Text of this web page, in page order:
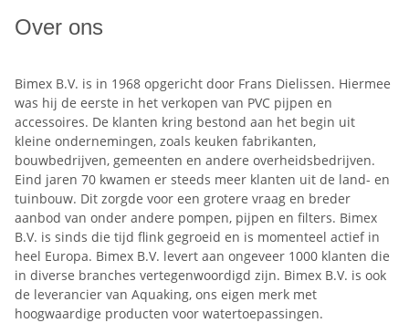
Over ons
Bimex B.V. is in 1968 opgericht door Frans Dielissen. Hiermee
was hij de eerste in het verkopen van PVC pijpen en
accessoires. De klanten kring bestond aan het begin uit
kleine ondernemingen, zoals keuken fabrikanten,
bouwbedrijven, gemeenten en andere overheidsbedrijven.
Eind jaren 70 kwamen er steeds meer klanten uit de land- en
tuinbouw. Dit zorgde voor een grotere vraag en breder
aanbod van onder andere pompen, pijpen en filters. Bimex
B.V. is sinds die tijd flink gegroeid en is momenteel actief in
heel Europa. Bimex B.V. levert aan ongeveer 1000 klanten die
in diverse branches vertegenwoordigd zijn. Bimex B.V. is ook
de leverancier van Aquaking, ons eigen merk met
hoogwaardige producten voor watertoepassingen.